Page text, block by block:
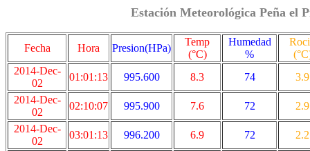
Estación Meteorológica Peña el
Fecha Hora Presion(HPa)
Temp
(°C)
Humedad
%
2014-Dec-
02
01:01:13 995.600 8.3 74
3.9
2014-Dec-
02
02:10:07 995.900 7.6 72
2.9
2014-Dec-
02
03:01:13 996.200 6.9 72
2.2